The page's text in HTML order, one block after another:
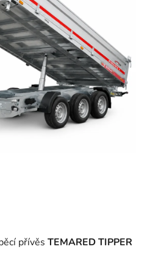
přívěs TEMARED TIPPER